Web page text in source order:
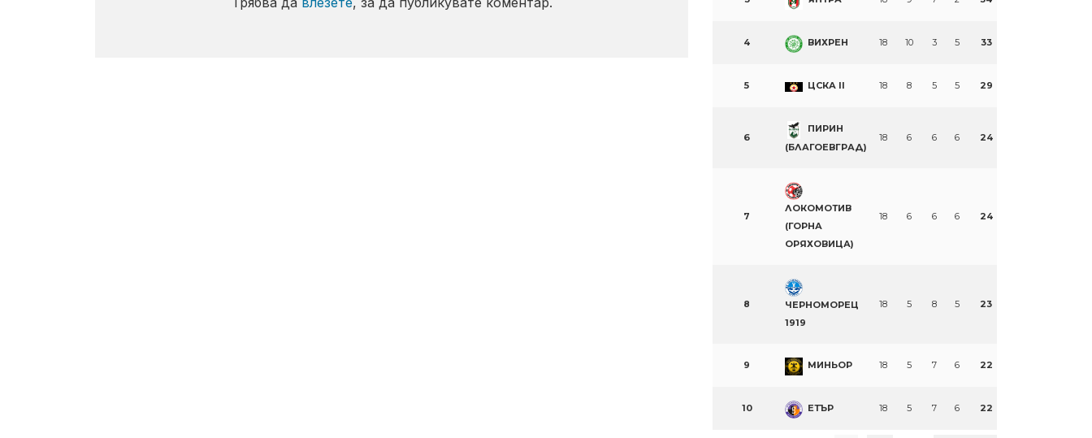
4 ВИХРЕН 18 10 3 5 33
5 ЦСКА II 18 8 5 5 29
6
ПИРИН
(БЛАГОЕВГРАД)
18 6 6 6 24
7
ЛОКОМОТИВ
(ГОРНА
ОРЯХОВИЦА)
18 6 6 6 24
8
ЧЕРНОМОРЕЦ
1919
18 5 8 5 23
9 МИНЬОР 18 5 7 6 22
10 ЕТЪР 18 5 7 6 22